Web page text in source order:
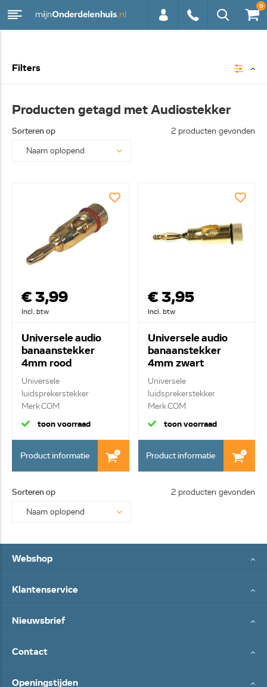
0
Filters
Producten getagd met Audiostekker
Sorteren op 2 producten gevonden
€ 3,99
Incl. btw
Universele audio
banaanstekker
4mm rood
Universele
luidsprekerstekker
Merk COM
Luidspreker banaans...
toon voorraad
Product informatie
€ 3,95
Incl. btw
Universele audio
banaanstekker
4mm zwart
Universele
luidsprekerstekker
Merk COM
Luidspreker banaans...
toon voorraad
Product informatie
Sorteren op 2 producten gevonden
Webshop
Klantenservice
Nieuwsbrief
Contact
Openingstijden